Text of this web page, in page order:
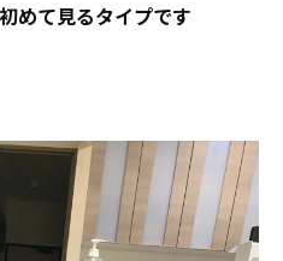
めて見るタイプです